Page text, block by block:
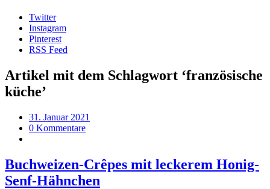
Twitter
Instagram
Pinterest
RSS Feed
Artikel mit dem Schlagwort ‘französische
küche’
31. Januar 2021
0 Kommentare
Buchweizen-Crêpes mit leckerem Honig-
Senf-Hähnchen